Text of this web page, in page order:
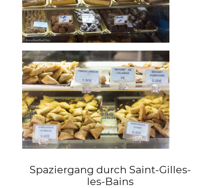
Spaziergang durch Saint-Gilles-
les-Bains